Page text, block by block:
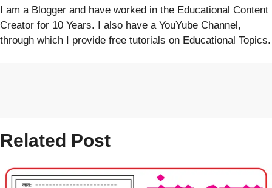
I am a Blogger and have worked in the Educational Content
Creator for 10 Years. I also have a YouYube Channel,
through which I provide free tutorials on Educational Topics.
Related Post